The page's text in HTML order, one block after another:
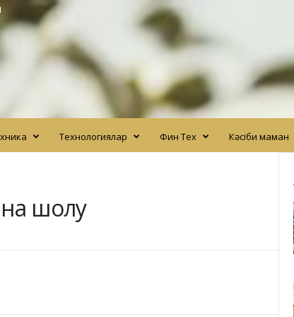
Технологиялар Фин Тех Кәсіби маман
шолу